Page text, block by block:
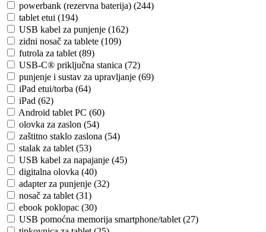
powerbank (rezervna baterija) (244)
tablet etui (194)
USB kabel za punjenje (162)
zidni nosač za tablete (109)
futrola za tablet (89)
USB-C® priključna stanica (72)
punjenje i sustav za upravljanje (69)
iPad etui/torba (64)
iPad (62)
Android tablet PC (60)
olovka za zaslon (54)
zaštitno staklo zaslona (54)
stalak za tablet (53)
USB kabel za napajanje (45)
digitalna olovka (40)
adapter za punjenje (32)
nosač za tablet (31)
ebook poklopac (30)
USB pomoćna memorija smartphone/tablet (27)